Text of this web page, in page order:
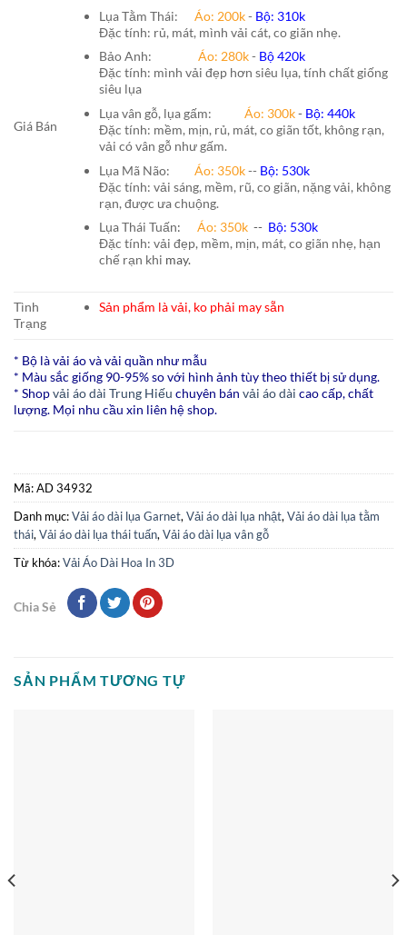
Giá Bán
Lụa Tằm Thái: Áo: 200k- Bộ: 310k
Đặc tính: rủ, mát, mình vải cát, co giãn nhẹ.
Bảo Anh: Áo: 280k- Bộ 420k
Đặc tính: mình vải đẹp hơn siêu lụa, tính chất giống
siêu lụa
Lụa vân gỗ, lụa gấm: Áo: 300k- Bộ: 440k
Đặc tính: mềm, mịn, rủ, mát, co giãn tốt, không rạn,
vải có vân gỗ như gấm.
Lụa Mã Não: Áo: 350k-- Bộ: 530k
Đặc tính: vải sáng, mềm, rũ, co giãn, nặng vải, không
rạn, được ưa chuộng.
Lụa Thái Tuấn: Áo: 350k-- Bộ: 530k
Đặc tính: vải đẹp, mềm, mịn, mát, co giãn nhẹ, hạn
chế rạn khi may.
Tình
Trạng
Sản phẩm là vải, ko phải may sẵn
* Bộ là vải áo và vải quần như mẫu
* Màu sắc giống 90-95% so với hình ảnh tùy theo thiết bị sử dụng.
* Shopvải áo dài Trung Hiếu chuyên bán vải áo dài cao cấp, chất
lượng. Mọi nhu cầu xin liên hệ shop.
Mã:AD 34932
Danh mục:Vải áo dài lụa Garnet, Vải áo dài lụa nhật, Vải áo dài lụa tằm
thái, Vải áo dài lụa thái tuấn, Vải áo dài lụa vân gỗ
Từ khóa:Vải Áo Dài Hoa In 3D
Chia Sẻ
SẢN PHẨM TƯƠNG TỰ